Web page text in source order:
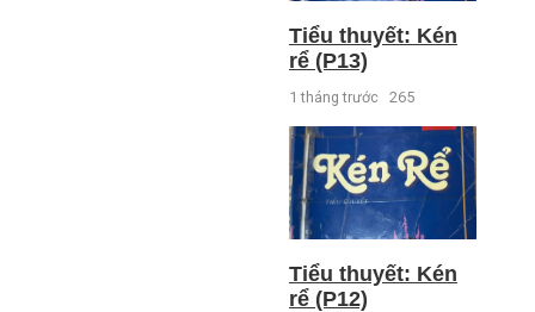
Tiểu thuyết: Kén
rể (P13)
1 tháng trước 265
Tiểu thuyết: Kén
rể (P12)